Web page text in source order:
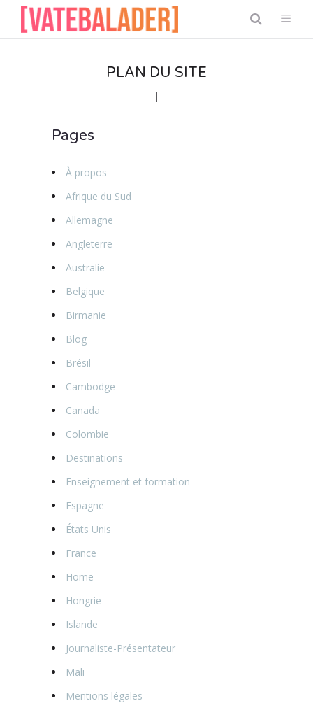
PLAN DU SITE
Pages
À propos
Afrique du Sud
Allemagne
Angleterre
Australie
Belgique
Birmanie
Blog
Brésil
Cambodge
Canada
Colombie
Destinations
Enseignement et formation
Espagne
États Unis
France
Home
Hongrie
Islande
Journaliste-Présentateur
Mali
Mentions légales